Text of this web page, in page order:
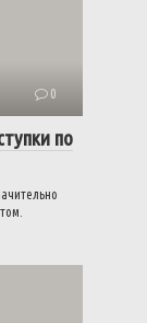
0
по